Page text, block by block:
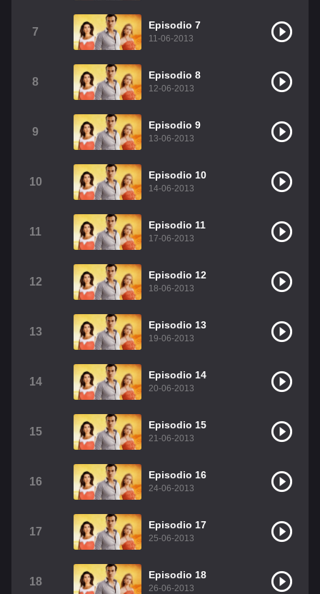
Christian Chavez
Dulce María
RBD Como Assistir Legendado
7
Episodio 7
11-06-2013
8
Episodio 8
12-06-2013
9
Episodio 9
13-06-2013
10
Episodio 10
14-06-2013
11
Episodio 11
17-06-2013
12
Episodio 12
18-06-2013
13
Episodio 13
19-06-2013
14
Episodio 14
20-06-2013
15
Episodio 15
21-06-2013
16
Episodio 16
24-06-2013
17
Episodio 17
25-06-2013
18
Episodio 18
26-06-2013